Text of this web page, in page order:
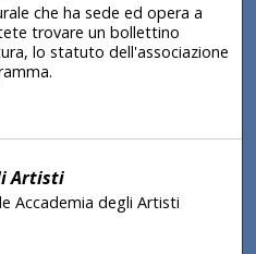
che ha sede ed opera a
trovare un bollettino
lo statuto dell'associazione
Artisti
Accademia degli Artisti